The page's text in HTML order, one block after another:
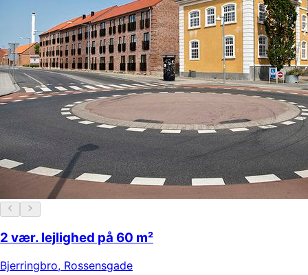
2 vær. lejlighed på 60 m²
Bjerringbro, Rossensgade